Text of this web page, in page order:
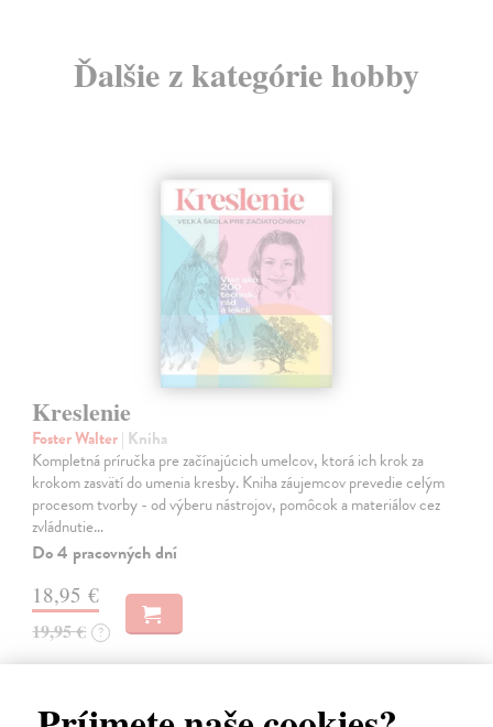
Ďalšie z kategórie hobby
Kreslenie
Foster Walter| Kniha
Kompletná príručka pre začínajúcich umelcov, ktorá ich krok za
krokom zasvätí do umenia kresby. Kniha záujemcov prevedie celým
procesom tvorby - od výberu nástrojov, pomôcok a materiálov cez
zvládnutie…
Do 4 pracovných dní
18,95 €
19,95 € ?